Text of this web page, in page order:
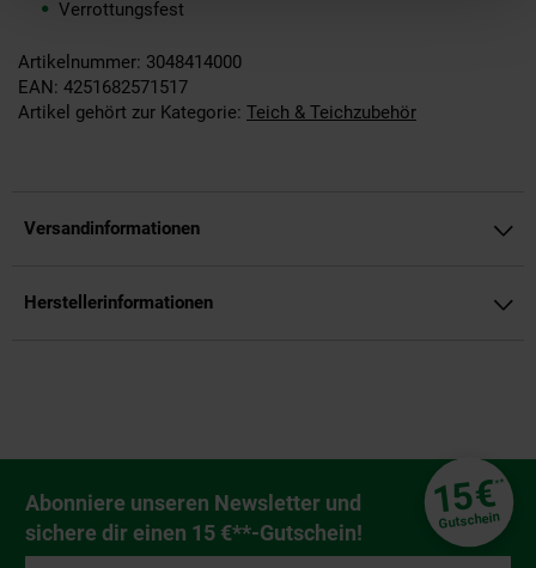
Verrottungsfest
Artikelnummer: 3048414000
EAN: 4251682571517
Artikel gehört zur Kategorie: Teich & Teichzubehör
Versandinformationen
Herstellerinformationen
Newsletter Anmeldung
Abonniere unseren Newsletter und
sichere dir einen 15 €**-Gutschein!
15€**
Gutschein